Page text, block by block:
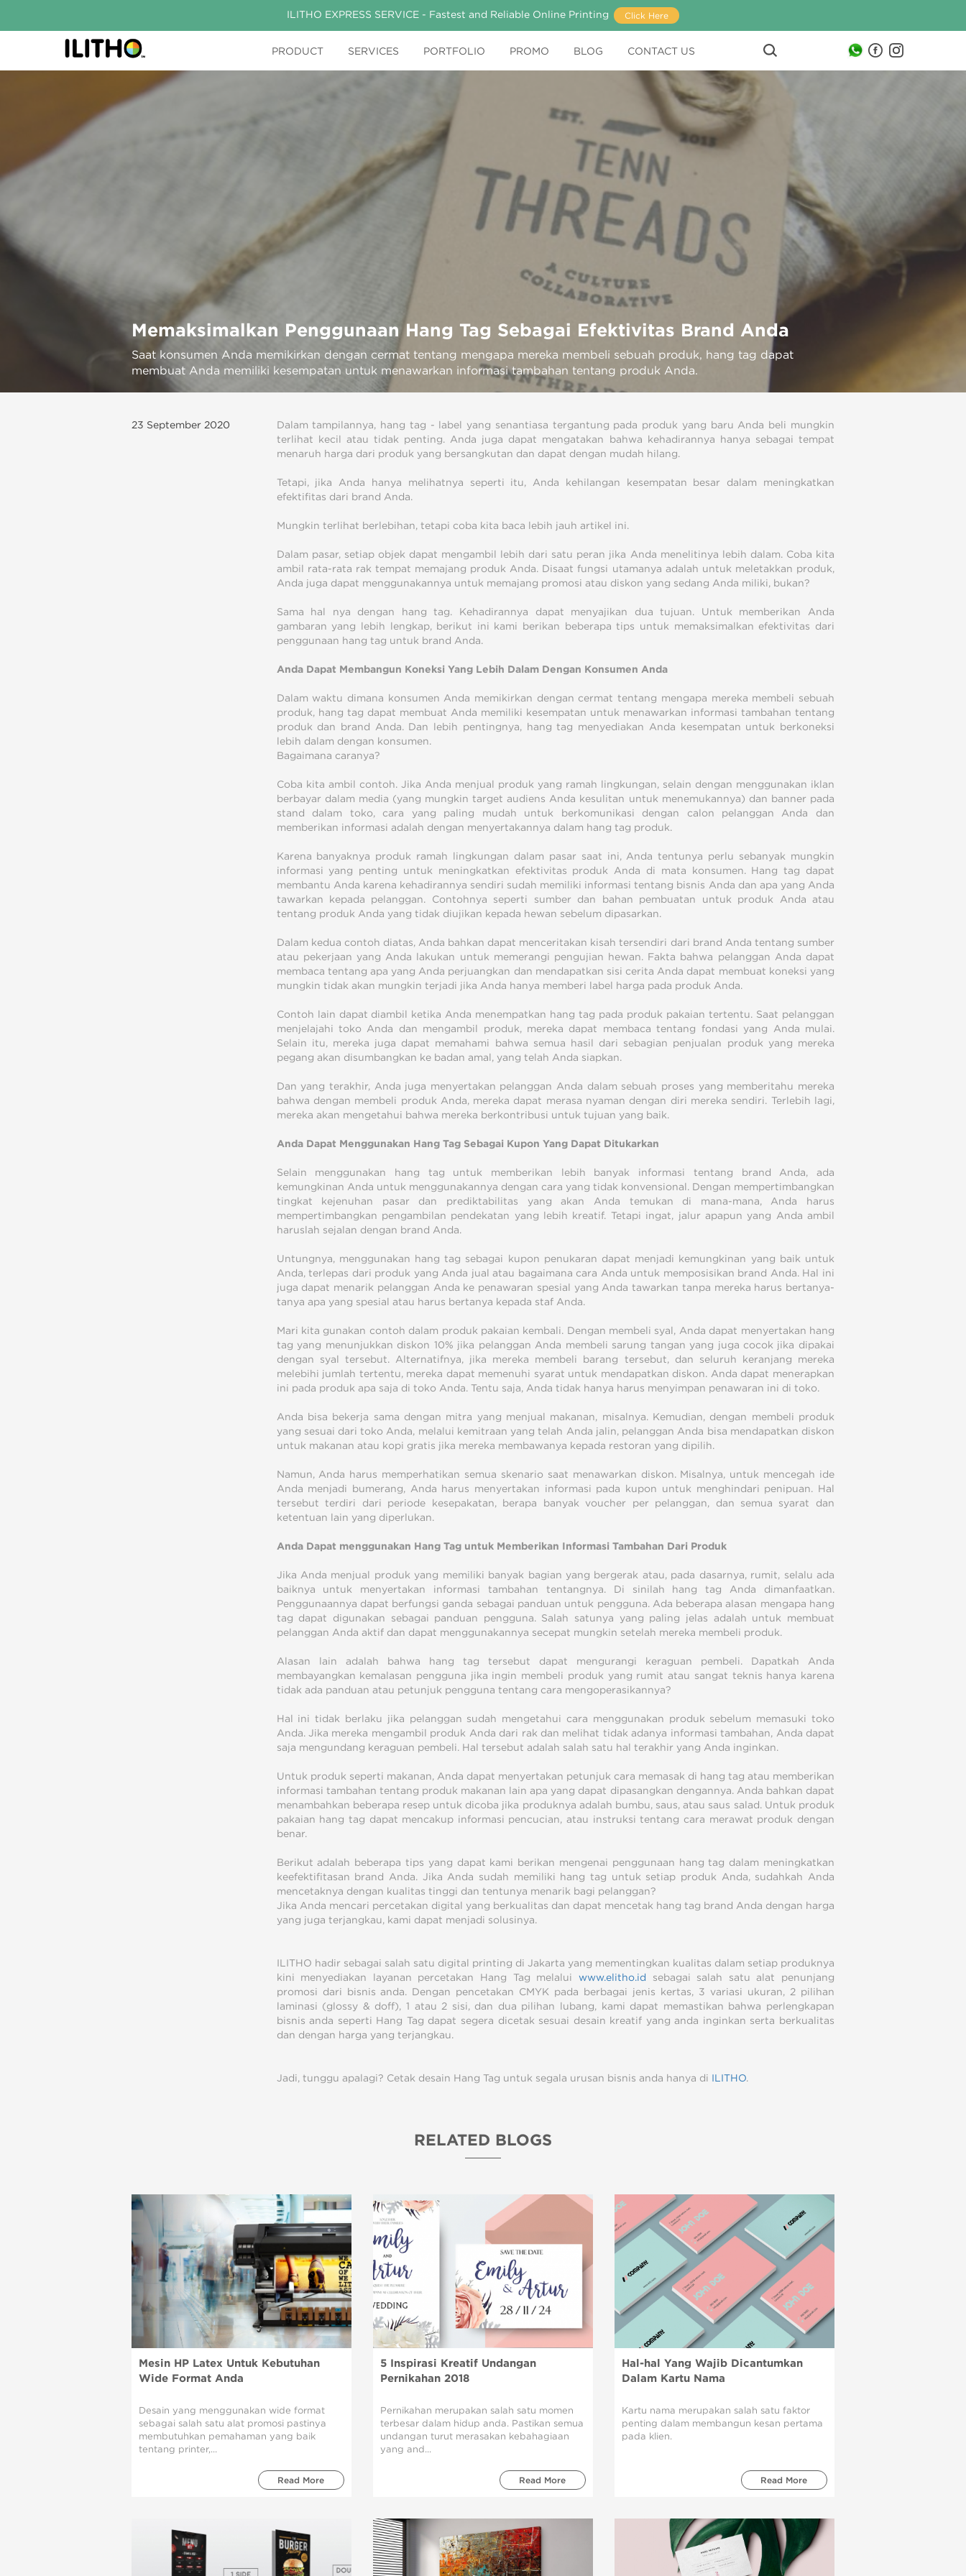
ILITHO EXPRESS SERVICE - Fastest and Reliable Online Printing Click Here
PRODUCT SERVICES PORTFOLIO PROMO BLOG CONTACT US
Memaksimalkan Penggunaan Hang Tag Sebagai Efektivitas Brand Anda
Saat konsumen Anda memikirkan dengan cermat tentang mengapa mereka membeli sebuah produk, hang tag dapat
membuat Anda memiliki kesempatan untuk menawarkan informasi tambahan tentang produk Anda.
23 September 2020
Dalam tampilannya, hang tag - label yang senantiasa tergantung pada produk yang baru Anda beli mungkin
terlihat kecil atau tidak penting. Anda juga dapat mengatakan bahwa kehadirannya hanya sebagai tempat
menaruh harga dari produk yang bersangkutan dan dapat dengan mudah hilang.
Tetapi, jika Anda hanya melihatnya seperti itu, Anda kehilangan kesempatan besar dalam meningkatkan
efektifitas dari brand Anda.
Mungkin terlihat berlebihan, tetapi coba kita baca lebih jauh artikel ini.
Dalam pasar, setiap objek dapat mengambil lebih dari satu peran jika Anda menelitinya lebih dalam. Coba kita
ambil rata-rata rak tempat memajang produk Anda. Disaat fungsi utamanya adalah untuk meletakkan produk,
Anda juga dapat menggunakannya untuk memajang promosi atau diskon yang sedang Anda miliki, bukan?
Sama hal nya dengan hang tag. Kehadirannya dapat menyajikan dua tujuan. Untuk memberikan Anda
gambaran yang lebih lengkap, berikut ini kami berikan beberapa tips untuk memaksimalkan efektivitas dari
penggunaan hang tag untuk brand Anda.
Anda Dapat Membangun Koneksi Yang Lebih Dalam Dengan Konsumen Anda
Dalam waktu dimana konsumen Anda memikirkan dengan cermat tentang mengapa mereka membeli sebuah
produk, hang tag dapat membuat Anda memiliki kesempatan untuk menawarkan informasi tambahan tentang
produk dan brand Anda. Dan lebih pentingnya, hang tag menyediakan Anda kesempatan untuk berkoneksi
lebih dalam dengan konsumen.
Bagaimana caranya?
Coba kita ambil contoh. Jika Anda menjual produk yang ramah lingkungan, selain dengan menggunakan iklan
berbayar dalam media (yang mungkin target audiens Anda kesulitan untuk menemukannya) dan banner pada
stand dalam toko, cara yang paling mudah untuk berkomunikasi dengan calon pelanggan Anda dan
memberikan informasi adalah dengan menyertakannya dalam hang tag produk.
Karena banyaknya produk ramah lingkungan dalam pasar saat ini, Anda tentunya perlu sebanyak mungkin
informasi yang penting untuk meningkatkan efektivitas produk Anda di mata konsumen. Hang tag dapat
membantu Anda karena kehadirannya sendiri sudah memiliki informasi tentang bisnis Anda dan apa yang Anda
tawarkan kepada pelanggan. Contohnya seperti sumber dan bahan pembuatan untuk produk Anda atau
tentang produk Anda yang tidak diujikan kepada hewan sebelum dipasarkan.
Dalam kedua contoh diatas, Anda bahkan dapat menceritakan kisah tersendiri dari brand Anda tentang sumber
atau pekerjaan yang Anda lakukan untuk memerangi pengujian hewan. Fakta bahwa pelanggan Anda dapat
membaca tentang apa yang Anda perjuangkan dan mendapatkan sisi cerita Anda dapat membuat koneksi yang
mungkin tidak akan mungkin terjadi jika Anda hanya memberi label harga pada produk Anda.
Contoh lain dapat diambil ketika Anda menempatkan hang tag pada produk pakaian tertentu. Saat pelanggan
menjelajahi toko Anda dan mengambil produk, mereka dapat membaca tentang fondasi yang Anda mulai.
Selain itu, mereka juga dapat memahami bahwa semua hasil dari sebagian penjualan produk yang mereka
pegang akan disumbangkan ke badan amal, yang telah Anda siapkan.
Dan yang terakhir, Anda juga menyertakan pelanggan Anda dalam sebuah proses yang memberitahu mereka
bahwa dengan membeli produk Anda, mereka dapat merasa nyaman dengan diri mereka sendiri. Terlebih lagi,
mereka akan mengetahui bahwa mereka berkontribusi untuk tujuan yang baik.
Anda Dapat Menggunakan Hang Tag Sebagai Kupon Yang Dapat Ditukarkan
Selain menggunakan hang tag untuk memberikan lebih banyak informasi tentang brand Anda, ada
kemungkinan Anda untuk menggunakannya dengan cara yang tidak konvensional. Dengan mempertimbangkan
tingkat kejenuhan pasar dan prediktabilitas yang akan Anda temukan di mana-mana, Anda harus
mempertimbangkan pengambilan pendekatan yang lebih kreatif. Tetapi ingat, jalur apapun yang Anda ambil
haruslah sejalan dengan brand Anda.
Untungnya, menggunakan hang tag sebagai kupon penukaran dapat menjadi kemungkinan yang baik untuk
Anda, terlepas dari produk yang Anda jual atau bagaimana cara Anda untuk memposisikan brand Anda. Hal ini
juga dapat menarik pelanggan Anda ke penawaran spesial yang Anda tawarkan tanpa mereka harus bertanya-
tanya apa yang spesial atau harus bertanya kepada staf Anda.
Mari kita gunakan contoh dalam produk pakaian kembali. Dengan membeli syal, Anda dapat menyertakan hang
tag yang menunjukkan diskon 10% jika pelanggan Anda membeli sarung tangan yang juga cocok jika dipakai
dengan syal tersebut. Alternatifnya, jika mereka membeli barang tersebut, dan seluruh keranjang mereka
melebihi jumlah tertentu, mereka dapat memenuhi syarat untuk mendapatkan diskon. Anda dapat menerapkan
ini pada produk apa saja di toko Anda. Tentu saja, Anda tidak hanya harus menyimpan penawaran ini di toko.
Anda bisa bekerja sama dengan mitra yang menjual makanan, misalnya. Kemudian, dengan membeli produk
yang sesuai dari toko Anda, melalui kemitraan yang telah Anda jalin, pelanggan Anda bisa mendapatkan diskon
untuk makanan atau kopi gratis jika mereka membawanya kepada restoran yang dipilih.
Namun, Anda harus memperhatikan semua skenario saat menawarkan diskon. Misalnya, untuk mencegah ide
Anda menjadi bumerang, Anda harus menyertakan informasi pada kupon untuk menghindari penipuan. Hal
tersebut terdiri dari periode kesepakatan, berapa banyak voucher per pelanggan, dan semua syarat dan
ketentuan lain yang diperlukan.
Anda Dapat menggunakan Hang Tag untuk Memberikan Informasi Tambahan Dari Produk
Jika Anda menjual produk yang memiliki banyak bagian yang bergerak atau, pada dasarnya, rumit, selalu ada
baiknya untuk menyertakan informasi tambahan tentangnya. Di sinilah hang tag Anda dimanfaatkan.
Penggunaannya dapat berfungsi ganda sebagai panduan untuk pengguna. Ada beberapa alasan mengapa hang
tag dapat digunakan sebagai panduan pengguna. Salah satunya yang paling jelas adalah untuk membuat
pelanggan Anda aktif dan dapat menggunakannya secepat mungkin setelah mereka membeli produk.
Alasan lain adalah bahwa hang tag tersebut dapat mengurangi keraguan pembeli. Dapatkah Anda
membayangkan kemalasan pengguna jika ingin membeli produk yang rumit atau sangat teknis hanya karena
tidak ada panduan atau petunjuk pengguna tentang cara mengoperasikannya?
Hal ini tidak berlaku jika pelanggan sudah mengetahui cara menggunakan produk sebelum memasuki toko
Anda. Jika mereka mengambil produk Anda dari rak dan melihat tidak adanya informasi tambahan, Anda dapat
saja mengundang keraguan pembeli. Hal tersebut adalah salah satu hal terakhir yang Anda inginkan.
Untuk produk seperti makanan, Anda dapat menyertakan petunjuk cara memasak di hang tag atau memberikan
informasi tambahan tentang produk makanan lain apa yang dapat dipasangkan dengannya. Anda bahkan dapat
menambahkan beberapa resep untuk dicoba jika produknya adalah bumbu, saus, atau saus salad. Untuk produk
pakaian hang tag dapat mencakup informasi pencucian, atau instruksi tentang cara merawat produk dengan
benar.
Berikut adalah beberapa tips yang dapat kami berikan mengenai penggunaan hang tag dalam meningkatkan
keefektifitasan brand Anda. Jika Anda sudah memiliki hang tag untuk setiap produk Anda, sudahkah Anda
mencetaknya dengan kualitas tinggi dan tentunya menarik bagi pelanggan?
Jika Anda mencari percetakan digital yang berkualitas dan dapat mencetak hang tag brand Anda dengan harga
yang juga terjangkau, kami dapat menjadi solusinya.
ILITHO hadir sebagai salah satu digital printing di Jakarta yang mementingkan kualitas dalam setiap produknya
kini menyediakan layanan percetakan Hang Tag melalui www.elitho.id sebagai salah satu alat penunjang
promosi dari bisnis anda. Dengan pencetakan CMYK pada berbagai jenis kertas, 3 variasi ukuran, 2 pilihan
laminasi (glossy & doff), 1 atau 2 sisi, dan dua pilihan lubang, kami dapat memastikan bahwa perlengkapan
bisnis anda seperti Hang Tag dapat segera dicetak sesuai desain kreatif yang anda inginkan serta berkualitas
dan dengan harga yang terjangkau.
Jadi, tunggu apalagi? Cetak desain Hang Tag untuk segala urusan bisnis anda hanya di ILITHO.
RELATED BLOGS
Mesin HP Latex Untuk Kebutuhan
Wide Format Anda
Desain yang menggunakan wide format
sebagai salah satu alat promosi pastinya
membutuhkan pemahaman yang baik
tentang printer,...
Read More
5 Inspirasi Kreatif Undangan
Pernikahan 2018
Pernikahan merupakan salah satu momen
terbesar dalam hidup anda. Pastikan semua
undangan turut merasakan kebahagiaan
yang and...
Read More
Hal-hal Yang Wajib Dicantumkan
Dalam Kartu Nama
Kartu nama merupakan salah satu faktor
penting dalam membangun kesan pertama
pada klien.
Read More